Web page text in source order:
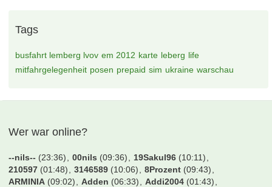
Tags
busfahrt lemberg lvov em 2012 karte leberg life
mitfahrgelegenheit posen prepaid sim ukraine warschau
Wer war online?
--nils-- (23:36) 00nils (09:36) 19Sakul96 (10:11)
210597 (01:48) 3146589 (10:06) 8Prozent (09:43)
ARMINIA (09:02) Adden (06:33) Addi2004 (01:43)